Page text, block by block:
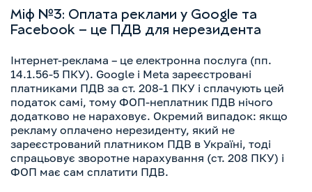
Міф №3: Оплата реклами у Google та
Facebook – це ПДВ для нерезидента
Інтернет-реклама – це електронна послуга (пп.
14.1.56-5 ПКУ). Google і Meta зареєстровані
платниками ПДВ за ст. 208-1 ПКУ і сплачують цей
податок самі, тому ФОП-неплатник ПДВ нічого
додатково не нараховує. Окремий випадок: якщо
рекламу оплачено нерезиденту, який не
зареєстрований платником ПДВ в Україні, тоді
спрацьовує зворотне нарахування (ст. 208 ПКУ) і
ФОП має сам сплатити ПДВ.